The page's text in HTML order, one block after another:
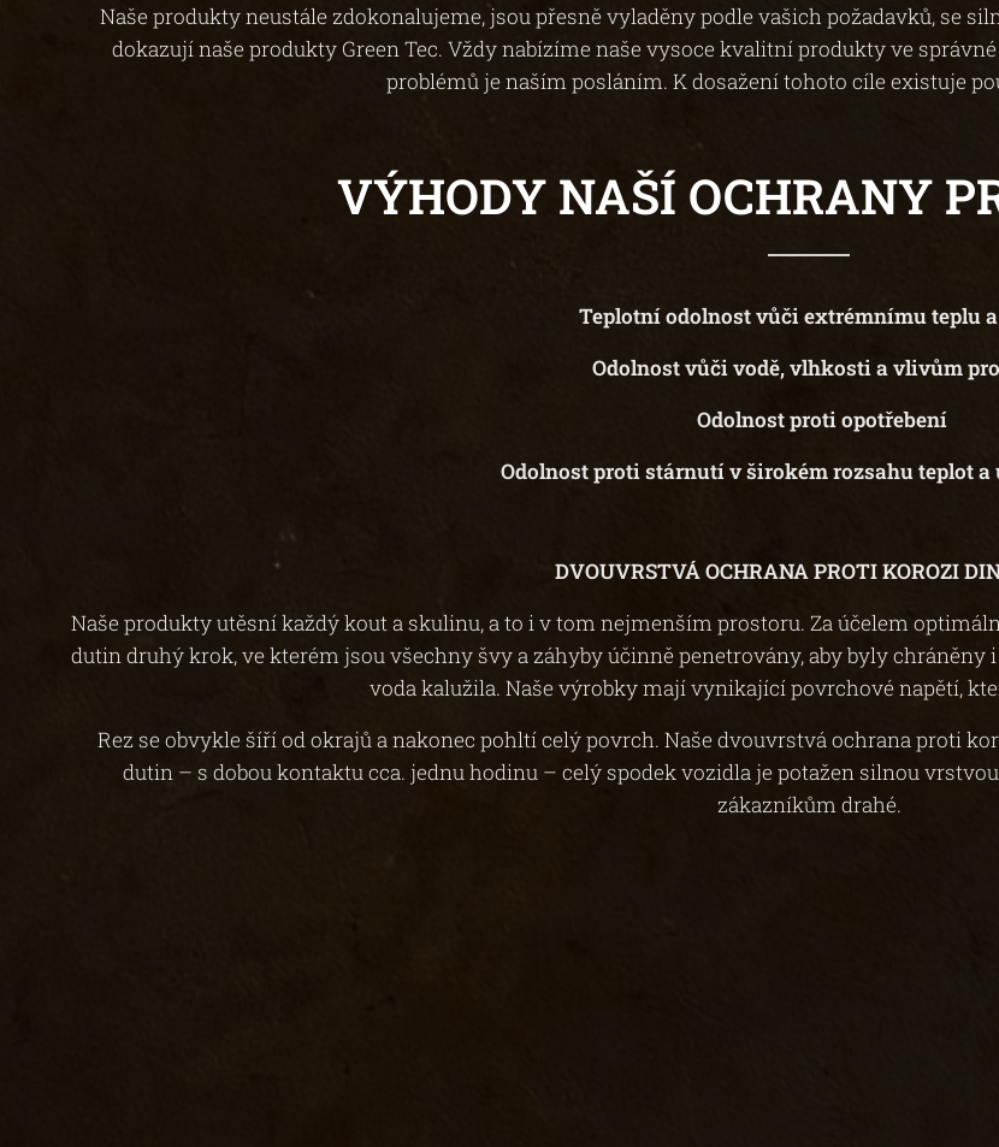
Naše produkty neustále zdokonalujeme, jsou přesně vyladěny podle vašich požadavků, se
dokazují naše produkty Green Tec. Vždy nabízíme naše vysoce kvalitní produkty ve
problémů je naším posláním. K dosažení tohoto cíle existuje
VÝHODY NAŠÍ OCHRANY
▶︎ Teplotní odolnost vůči extrémnímu teplu
▶︎ Odolnost vůči vodě, vlhkosti a vlivům
▶︎Odolnost proti opotřebení
▶︎ Odolnost proti stárnutí v širokém rozsahu teplot
DVOUVRSTVÁ OCHRANA PROTI KOROZI
Naše produkty utěsní každý kout a skulinu, a to i v tom nejmenším prostoru. Za účelem
dutin druhý krok, ve kterém jsou všechny švy a záhyby účinně penetrovány, aby byly
voda kalužila. Naše výrobky mají vynikající povrchové napětí,
Rez se obvykle šíří od okrajů a nakonec pohltí celý povrch. Naše dvouvrstvá ochrana proti
dutin – s dobou kontaktu cca. jednu hodinu – celý spodek vozidla je potažen silnou
zákazníkům drahé.